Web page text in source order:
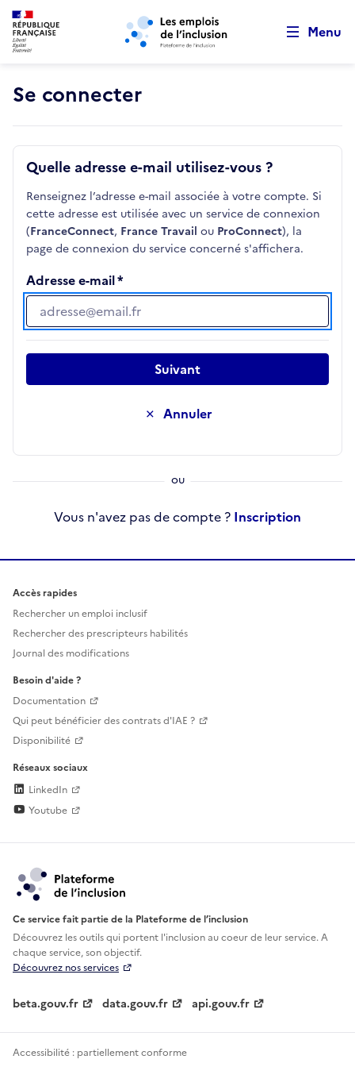
Aller au menu principal Aller au contenu principal
Menu
Se connecter
Quelle adresse e-mail utilisez-vous ?
Renseignez l’adresse e-mail associée à votre compte. Si
cette adresse est utilisée avec un service de connexion
(FranceConnect, France Travail ou ProConnect), la
page de connexion du service concerné s'affichera.
Adresse e-mail
Adresse e-mail
Annuler
Suivant
Vous n'avez pas de compte ? Inscription
Accès rapides
Rechercher un emploi inclusif
Rechercher des prescripteurs habilités
Journal des modifications
Besoin d'aide ?
Documentation
Qui peut bénéficier des contrats d'IAE ?
Disponibilité
Réseaux sociaux
LinkedIn
Youtube
Ce service fait partie de la Plateforme de l’inclusion
Découvrez les outils qui portent l'inclusion aucoeur de leur service. A
chaque service, son objectif.
Découvrez nos services
beta.gouv.fr data.gouv.fr api.gouv.fr
Accessibilité : partiellement conforme
Retour au début de la page
Panneau de gestion des cookies